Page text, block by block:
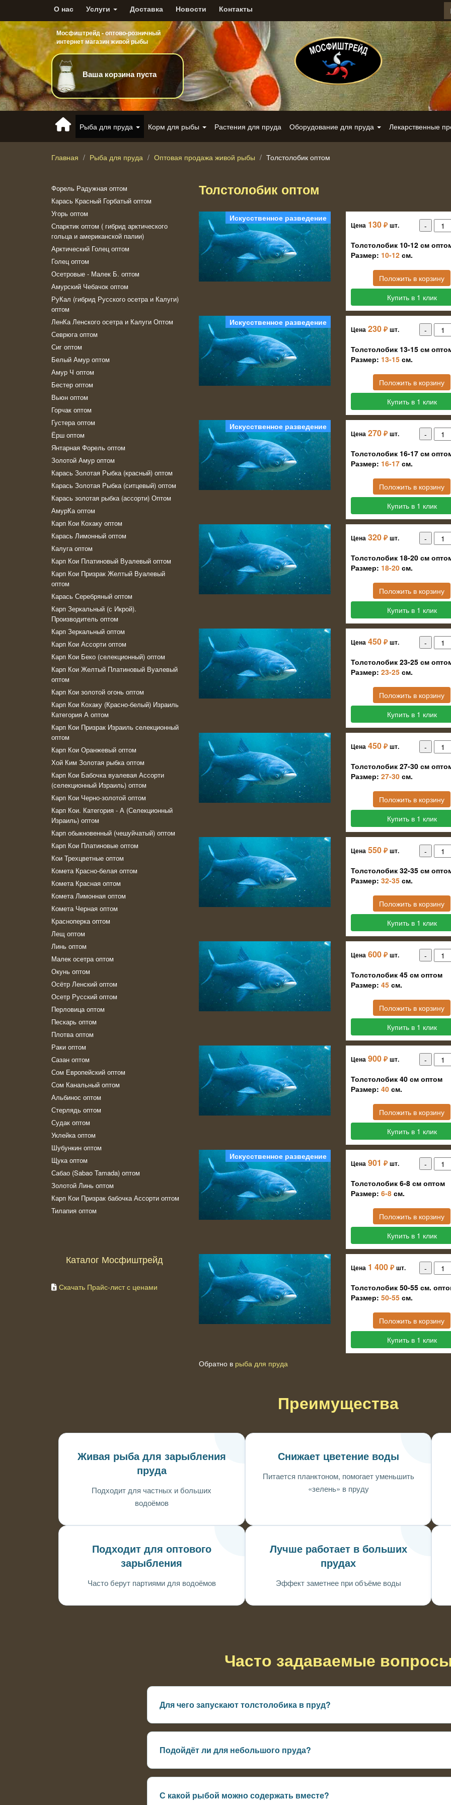
О нас Услуги Доставка Новости Контакты
Мосфиштрейд - оптово-розничный
интернет магазин живой рыбы
Ваша корзина пуста
Рыба для пруда Корм для рыбы Растения для пруда Оборудование для пруда Лекарственные
Главная Рыба для пруда Оптовая продажа живой рыбы Толстолобик оптом
Форель Радужная оптом
Карась Красный Горбатый оптом
Угорь оптом
Спарктик оптом ( гибрид арктического
гольца и американской палии)
Арктический Голец оптом
Голец оптом
Осетровые - Малек Б. оптом
Амурский Чебачок оптом
РуКал (гибрид Русского осетра и Калуги)
оптом
ЛенКа Ленского осетра и Калуги Оптом
Севрюга оптом
Сиг оптом
Белый Амур оптом
Амур Ч оптом
Бестер оптом
Вьюн оптом
Горчак оптом
Густера оптом
Ёрш оптом
Янтарная Форель оптом
Золотой Амур оптом
Карась Золотая Рыбка (красный) оптом
Карась Золотая Рыбка (ситцевый) оптом
Карась золотая рыбка (ассорти) Оптом
АмурКа оптом
Карп Кои Кохаку оптом
Карась Лимонный оптом
Калуга оптом
Карп Кои Платиновый Вуалевый оптом
Карп Кои Призрак Желтый Вуалевый
оптом
Карась Серебряный оптом
Карп Зеркальный (с Икрой).
Производитель оптом
Карп Зеркальный оптом
Карп Кои Ассорти оптом
Карп Кои Беко (селекционный) оптом
Карп Кои Желтый Платиновый Вуалевый
оптом
Карп Кои золотой огонь оптом
Карп Кои Кохаку (Красно-белый) Израиль
Категория А оптом
Карп Кои Призрак Израиль селекционный
оптом
Карп Кои Оранжевый оптом
Хой Ким Золотая рыбка оптом
Карп Кои Бабочка вуалевая Ассорти
(селекционный Израиль) оптом
Карп Кои Черно-золотой оптом
Карп Кои. Категория - А (Селекционный
Израиль) оптом
Карп обыкновенный (чешуйчатый) оптом
Карп Кои Платиновые оптом
Кои Трехцветные оптом
Комeта Красно-белая оптом
Комета Красная оптом
Комета Лимонная оптом
Комета Черная оптом
Красноперка оптом
Лещ оптом
Линь оптом
Малек осетра оптом
Окунь оптом
Осётр Ленский оптом
Осетр Русский оптом
Перловица оптом
Пескарь оптом
Плотва оптом
Раки оптом
Сазан оптом
Сом Европейский оптом
Сом Канальный оптом
Альбинос оптом
Стерлядь оптом
Судак оптом
Уклейка оптом
Шубункин оптом
Щука оптом
Сабао (Sabao Tamada) оптом
Золотой Линь оптом
Карп Кои Призрак бабочка Ассорти оптом
Тилапия оптом
Каталог Мосфиштрейд
Скачать Прайс-лист с ценами
Толстолобик оптом
Искусственное разведение
Цена 130 ₽ шт.
Толстолобик 10-12 см
Размер: 10-12 см.
Положить в корзину
Купить в 1 клик
Искусственное разведение
Цена 230 ₽ шт.
Толстолобик 13-15 см
Размер: 13-15 см.
Положить в корзину
Купить в 1 клик
Искусственное разведение
Цена 270 ₽ шт.
Толстолобик 16-17 см
Размер: 16-17 см.
Положить в корзину
Купить в 1 клик
Цена 320 ₽ шт.
Толстолобик 18-20 см
Размер: 18-20 см.
Положить в корзину
Купить в 1 клик
Цена 450 ₽ шт.
Толстолобик 23-25 см
Размер: 23-25 см.
Положить в корзину
Купить в 1 клик
Цена 450 ₽ шт.
Толстолобик 27-30 см
Размер: 27-30 см.
Положить в корзину
Купить в 1 клик
Цена 550 ₽ шт.
Толстолобик 32-35 см
Размер: 32-35 см.
Положить в корзину
Купить в 1 клик
Цена 600 ₽ шт.
Толстолобик 45 см оптом
Размер: 45 см.
Положить в корзину
Купить в 1 клик
Цена 900 ₽ шт.
Толстолобик 40 см оптом
Размер: 40 см.
Положить в корзину
Купить в 1 клик
Искусственное разведение
Цена 901 ₽ шт.
Толстолобик 6-8 см оптом
Размер: 6-8 см.
Положить в корзину
Купить в 1 клик
Цена 1 400 ₽ шт.
Толстолобик 50-55 см.
Размер: 50-55 см.
Положить в корзину
Купить в 1 клик
Обратно в рыба для пруда
Преимущества
Живая рыба для зарыбления
пруда
Подходит для частных и больших
водоёмов
Снижает цветение воды
Питается планктоном, помогает уменьшить
«зелень» в пруду
Подходит для оптового
зарыбления
Часто берут партиями для водоёмов
Лучше работает в больших
прудах
Эффект заметнее при объёме воды
Часто задаваемые
Для чего запускают толстолобика в пруд?
Чтобы уменьшить цветение воды и улучшить её внешний вид
Подойдёт ли для небольшого пруда?
Можно, но эффект сильнее заметен в более крупных водоёмах
С какой рыбой можно содержать вместе?